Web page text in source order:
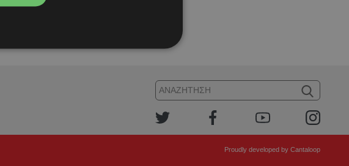
Proudly developed by Cantaloop